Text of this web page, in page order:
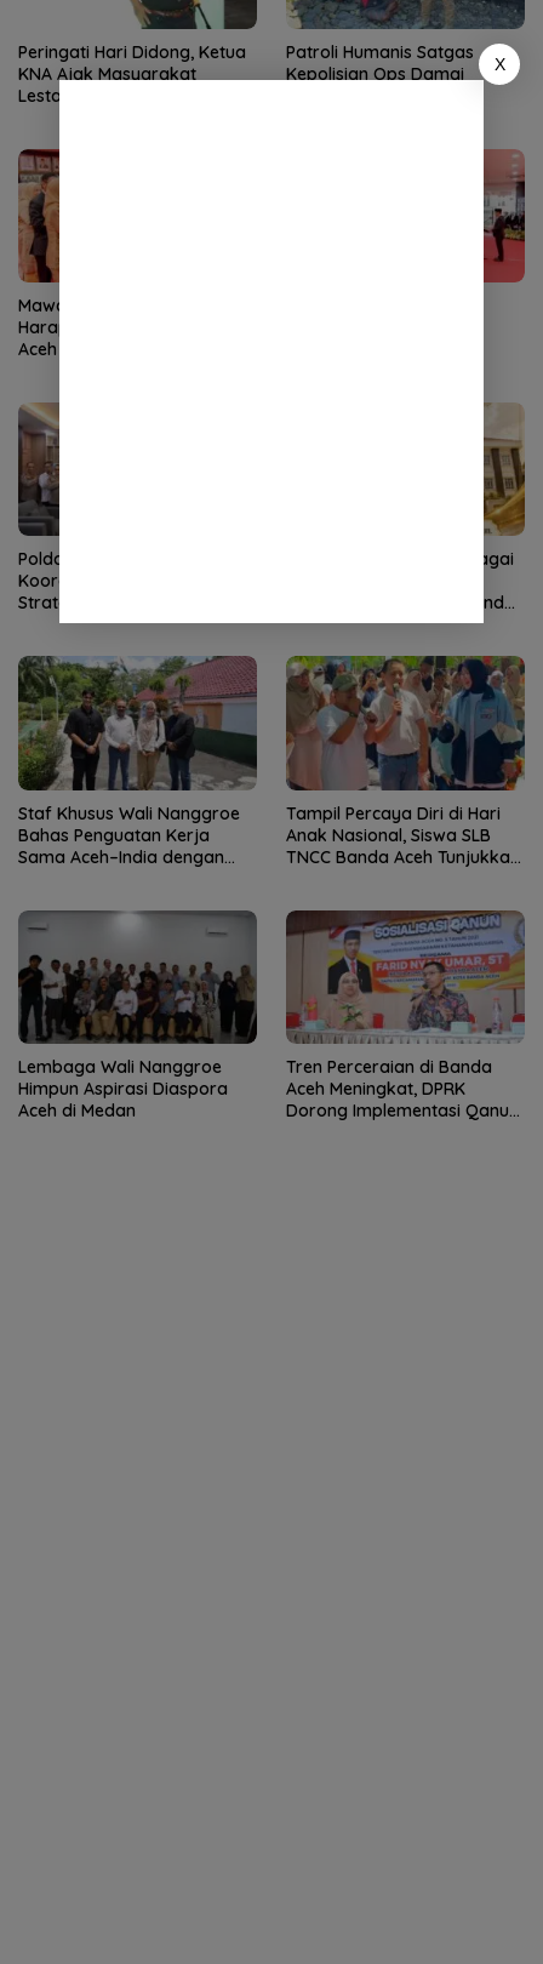
Peringati Hari Didong, Ketua
KNA Ajak Masyarakat
Lestarikan Budaya Gayo
Patroli Humanis Satgas
Kepolisian Ops Damai
Mawardi Nur Pimpin BPMA:
Harapan Baru Industri Migas
Aceh
Polda Aceh–PLN Tingkatkan
Koordinasi Amankan Proyek
Strategis
KMA Lantik Dr Sutio sebagai
Banda Aceh, Nursyam Pindah
ke Banjarmasin
Staf Khusus Wali Nanggroe
Bahas Penguatan Kerja
Sama Aceh–India dengan
Tampil Percaya Diri di Hari
Anak Nasional, Siswa SLB
TNCC Banda Aceh Tunjukkan
Lembaga Wali Nanggroe
Himpun Aspirasi Diaspora
Aceh di Medan
Tren Perceraian di Banda
Aceh Meningkat, DPRK
Dorong Implementasi Qanun
X